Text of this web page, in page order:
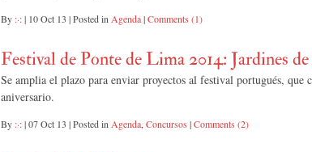
By :·:| 10 Oct 13 |Posted in Agenda|Comments (1)
Festival de Ponte de Lima 2014: Jardines
Se amplia el plazo para enviar proyectos al festival portugués, que
aniversario.
By :·:|07 Oct 13 |Posted in Agenda Concursos |Comments (2)